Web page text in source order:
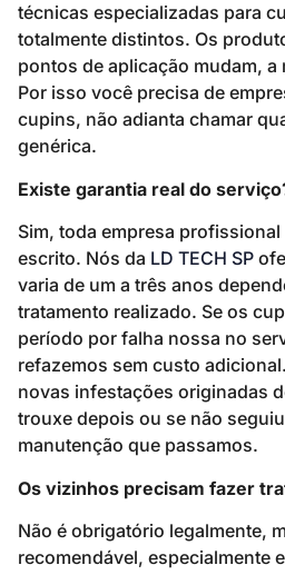
técnicas especializadas para
totalmente distintos. Os
pontos de aplicação mudam, a
Por isso você precisa de
cupins, não adianta chamar
genérica.
Existe garantia real do
Sim, toda empresa
escrito. Nós da LD TECH SP
varia de um a três anos
tratamento realizado. Se os
período por falha nossa no
refazemos sem custo
novas infestações originadas
trouxe depois ou se não
manutenção que passamos.
Os vizinhos precisam fazer
Não é obrigatório legalmente,
recomendável, especialmente